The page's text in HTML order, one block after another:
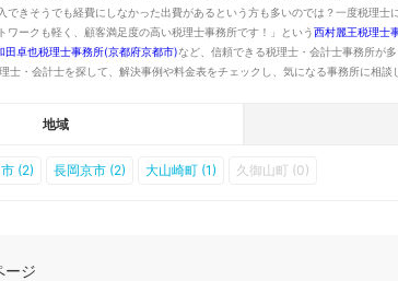
きそうでも経費にしなかった出費があるという方も多いのでは？一度税理士
ークも軽く、顧客満足度の高い税理士事務所です！」という西村麗王税理士
田卓也税理士事務所(京都府京都市)など、信頼できる税理士・会計士事務所が
士・会計士を探して、解決事例や料金表をチェックし、気になる事務所に相談
地域
(2) 長岡京市 (2) 大山崎町 (1) 久御山町 (0)
ージ